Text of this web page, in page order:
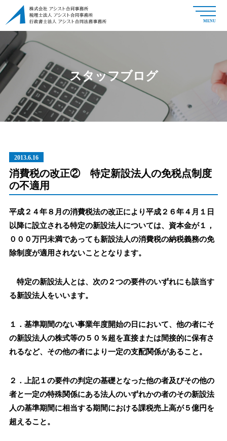
MENU
スタッフブログ
2013.6.16
消費税の改正② 特定新設法人の免税点制度
の不適用
平成２４年８月の消費税法の改正により平成２６年４月１日
以降に設立される特定の新設法人については、資本金が１，
０００万円未満であっても新設法人の消費税の納税義務の免
除制度が適用されないこととなります。
特定の新設法人とは、次の２つの要件のいずれにも該当す
る新設法人をいいます。
１．基準期間のない事業年度開始の日において、他の者にそ
の新設法人の株式等の５０％超を直接または間接的に保有さ
れるなど、その他の者により一定の支配関係があること。
２．上記１の要件の判定の基礎となった他の者及びその他の
者と一定の特殊関係にある法人のいずれかの者のその新設法
人の基準期間に相当する期間における課税売上高が５億円を
超えること。